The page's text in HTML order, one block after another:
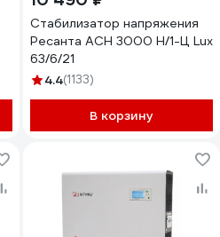
Стабилизатор напряжения
Ресанта АСН 3000 Н/1-Ц Lux
63/6/21
4.4(1133)
В корзину